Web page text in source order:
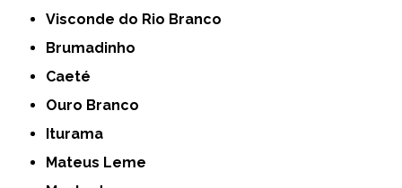
Visconde do Rio Branco
Brumadinho
Caeté
Ouro Branco
Iturama
Mateus Leme